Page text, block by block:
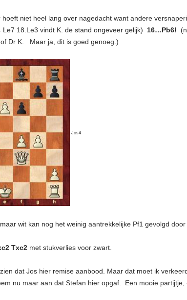
hoeft niet heel lang over nagedacht want andere
18.Le3 vindt K. de stand ongeveer gelijk) 16…Pb6!
Dr K. Maar ja, dit is goed genoeg.)
Jos4
wit kan nog het weinig aantrekkelijke Pf1 gevolgd
Txc2 met stukverlies voor zwart.
dat Jos hier remise aanbood. Maar dat moet ik
nu maar aan dat Stefan hier opgaf. Een mooie